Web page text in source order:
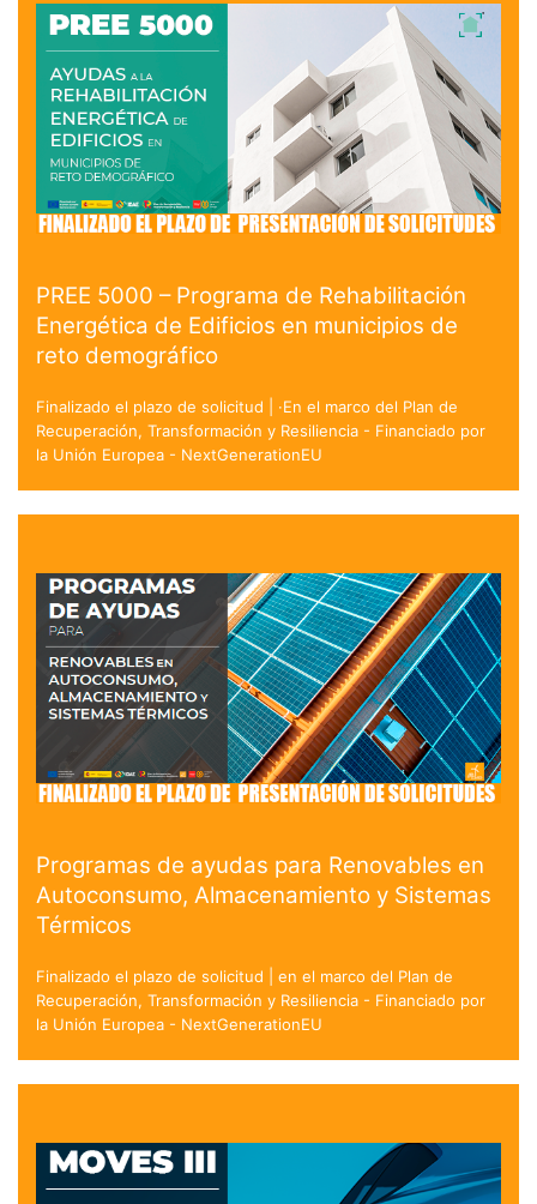
PREE 5000 – Programa de Rehabilitación
Energética de Edificios en municipios de
reto demográfico
Finalizado el plazo de solicitud | ·En el marco del Plan de
Recuperación, Transformación y Resiliencia - Financiado por
la Unión Europea - NextGenerationEU
Programas de ayudas para Renovables en
Autoconsumo, Almacenamiento y Sistemas
Térmicos
Finalizado el plazo de solicitud | en el marco del Plan de
Recuperación, Transformación y Resiliencia - Financiado por
la Unión Europea - NextGenerationEU